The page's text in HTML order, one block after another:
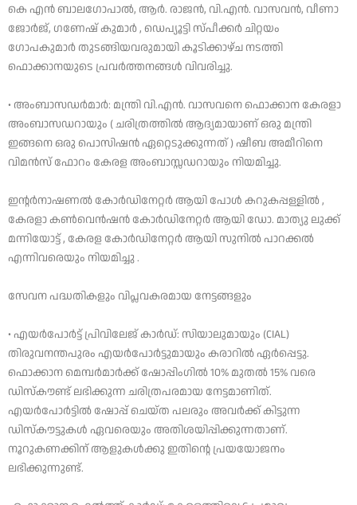
കെ എൻ ബാലഗോപാൽ, ആർ. രാജൻ, വി.എൻ. വാസവൻ, വീണാ
ജോർജ്, ഗണേഷ് കുമാർ , ഡെപ്യൂട്ടി സ്പീക്കർ ചിറ്റയം
ഗോപകുമാർ തുടങ്ങിയവരുമായി കൂടിക്കാഴ്ച നടത്തി
ഫൊക്കാനയുടെ പ്രവർത്തനങ്ങൾ വിവരിച്ചു.
• അംബാസഡർമാർ: മന്ത്രി വി.എൻ. വാസവനെ ഫൊക്കാന കേരളാ
അംബാസഡറായും ( ചരിത്രത്തിൽ ആദ്യമായാണ് ഒരു മന്ത്രി
ഇങ്ങനെ ഒരു പൊസിഷൻ ഏറ്റെടുക്കുന്നത് ) ഷീബ അമീറിനെ
വിമൻസ് ഫോറം കേരള അംബാസ്സഡറായും നിയമിച്ചു.
ഇന്റർനാഷണൽ കോർഡിനേറ്റർ ആയി പോൾ കറുകപ്പള്ളിൽ ,
കേരളാ കൺവെൻഷൻ കോർഡിനേറ്റർ ആയി ഡോ. മാത്യു ലുക്ക്
മന്നിയോട്ട് , കേരള കോർഡിനേറ്റർ ആയി സുനിൽ പാറക്കൽ
എന്നിവരെയും നിയമിച്ചു .
സേവന പദ്ധതികളും വിപ്ലവകരമായ നേട്ടങ്ങളും
• എയർപോർട്ട് പ്രിവിലേജ് കാർഡ്: സിയാലുമായും (CIAL)
തിരുവനന്തപുരം എയർപോർട്ടുമായും കരാറിൽ ഏർപ്പെട്ടു.
ഫൊക്കാന മെമ്പർമാർക്ക് ഷോപ്പിംഗിൽ 10% മുതൽ 15% വരെ
ഡിസ്‌കൗണ്ട് ലഭിക്കുന്ന ചരിത്രപരമായ നേട്ടമാണിത്.
എയർപോർട്ടിൽ ഷോപ്പ് ചെയ്‌ത പലരും അവർക്ക് കിട്ടുന്ന
ഡിസ്‌കൗട്ടുകൾ ഏവരെയും അതിശയിപ്പിക്കുന്നതാണ്.
നൂറുകണക്കിന് ആളുകൾക്കു ഇതിന്റെ പ്രയയോജനം
ലഭിക്കുന്നുണ്ട്.